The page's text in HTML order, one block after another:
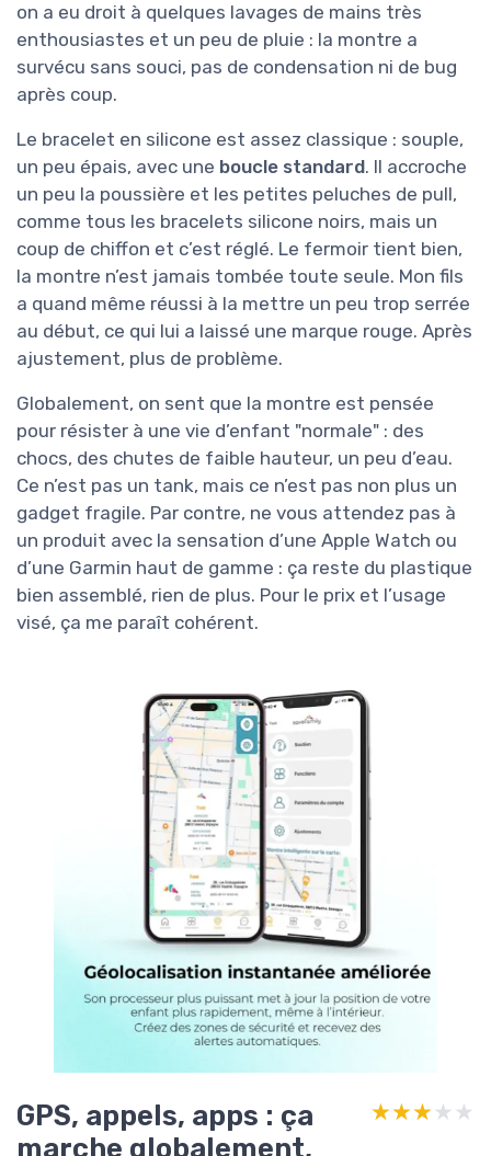
on a eu droit à quelques lavages de mains très
enthousiastes et un peu de pluie : la montre a
survécu sans souci, pas de condensation ni de bug
après coup.
Le bracelet en silicone est assez classique : souple,
un peu épais, avec une boucle standard. Il accroche
un peu la poussière et les petites peluches de pull,
comme tous les bracelets silicone noirs, mais un
coup de chiffon et c’est réglé. Le fermoir tient bien,
la montre n’est jamais tombée toute seule. Mon fils
a quand même réussi à la mettre un peu trop serrée
au début, ce qui lui a laissé une marque rouge. Après
ajustement, plus de problème.
Globalement, on sent que la montre est pensée
pour résister à une vie d’enfant "normale" : des
chocs, des chutes de faible hauteur, un peu d’eau.
Ce n’est pas un tank, mais ce n’est pas non plus un
gadget fragile. Par contre, ne vous attendez pas à
un produit avec la sensation d’une Apple Watch ou
d’une Garmin haut de gamme : ça reste du plastique
bien assemblé, rien de plus. Pour le prix et l’usage
visé, ça me paraît cohérent.
GPS, appels, apps : ça
marche globalement,
★★★★★
★★★★★